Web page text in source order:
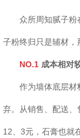
众所周知腻子粉在
子粉终归只是辅材
NO.1 成本相对
作为墙体底层材料
弃。从销售、配送
12、3元，石膏也就